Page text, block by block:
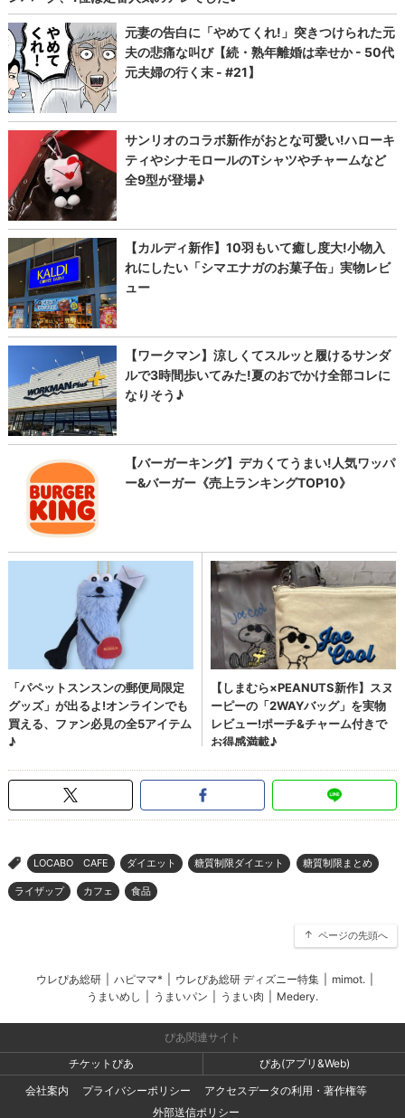
> LOCABO CAFE ダイエット 糖質制限ダイエット 糖質制限まとめ
ライザップ カフェ 食品
ページの先頭へ
ウレぴあ総研 ハピママ* ウレぴあ総研 ディズニー特集 mimot.
うまいめし
うまいパン うまい肉 Medery.
ぴあ関連サイト
チケットぴあ
ぴあ(アプリ&Web)
会社案内
プライバシーポリシー
アクセスデータの利用・著作権等
外部送信ポリシー